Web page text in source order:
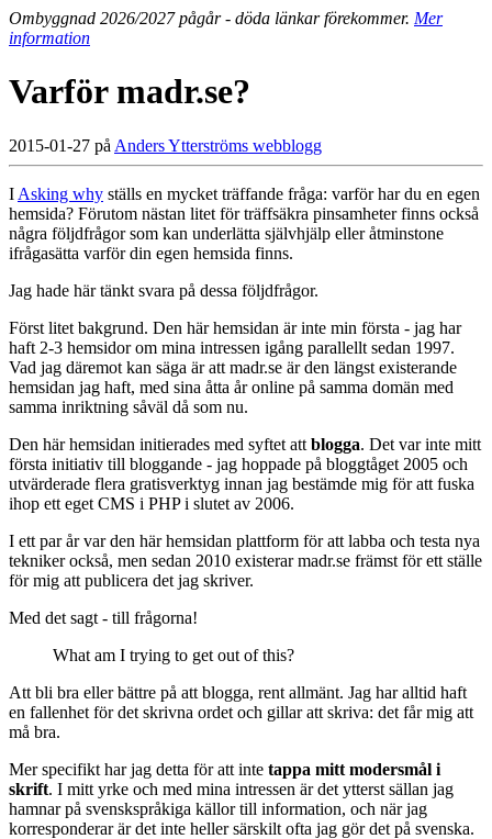
Ombyggnad 2026/2027 pågår - döda länkar förekommer. Mer
information
Varför madr.se?
2015-01-27 på Anders Ytterströms webblogg
I Asking why ställs en mycket träffande fråga: varför har du en egen
hemsida? Förutom nästan litet för träffsäkra pinsamheter finns också
några följdfrågor som kan underlätta självhjälp eller åtminstone
ifrågasätta varför din egen hemsida finns.
Jag hade här tänkt svara på dessa följdfrågor.
Först litet bakgrund. Den här hemsidan är inte min första - jag har
haft 2-3 hemsidor om mina intressen igång parallellt sedan 1997.
Vad jag däremot kan säga är att madr.se är den längst existerande
hemsidan jag haft, med sina åtta år online på samma domän med
samma inriktning såväl då som nu.
Den här hemsidan initierades med syftet att blogga. Det var inte mitt
första initiativ till bloggande - jag hoppade på bloggtåget 2005 och
utvärderade flera gratisverktyg innan jag bestämde mig för att fuska
ihop ett eget CMS i PHP i slutet av 2006.
I ett par år var den här hemsidan plattform för att labba och testa nya
tekniker också, men sedan 2010 existerar madr.se främst för ett ställe
för mig att publicera det jag skriver.
Med det sagt - till frågorna!
What am I trying to get out of this?
Att bli bra eller bättre på att blogga, rent allmänt. Jag har alltid haft
en fallenhet för det skrivna ordet och gillar att skriva: det får mig att
må bra.
Mer specifikt har jag detta för att inte tappa mitt modersmål i
skrift. I mitt yrke och med mina intressen är det ytterst sällan jag
hamnar på svenskspråkiga källor till information, och när jag
korresponderar är det inte heller särskilt ofta jag gör det på svenska.